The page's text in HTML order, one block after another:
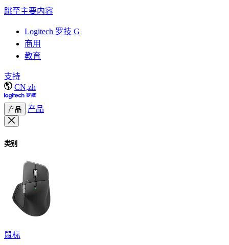
跳至主要内容
Logitech 罗技 G
商用
教育
支持
CN,zh
产品 产品
类别
鼠标